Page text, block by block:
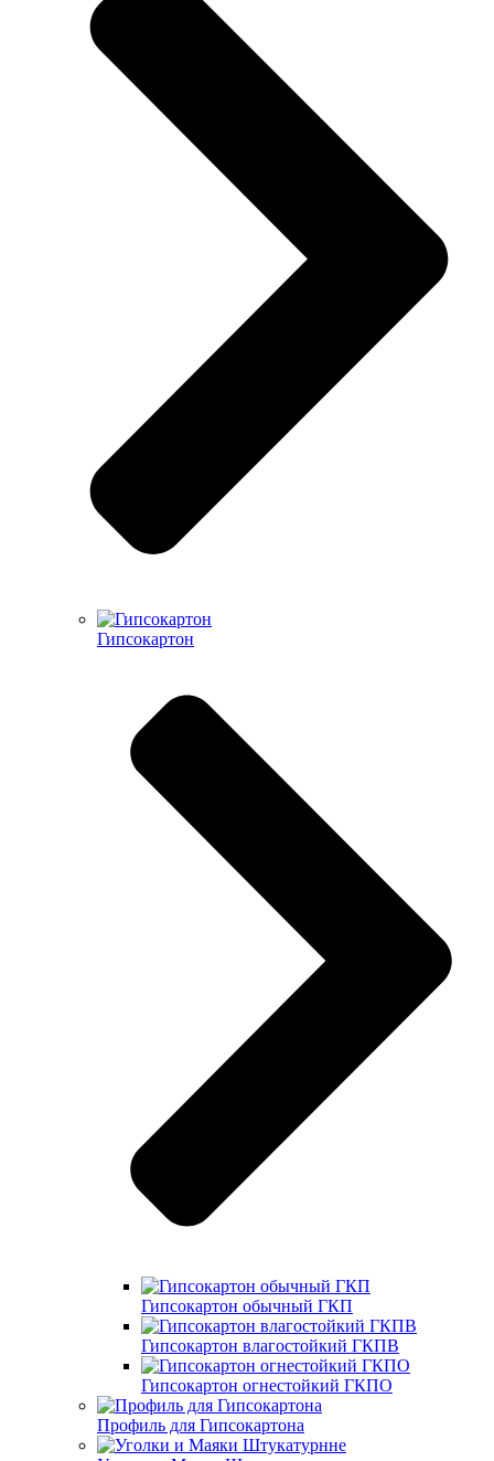
Гипсокартон
Гипсокартон обычный ГКП
Гипсокартон влагостойкий ГКПВ
Гипсокартон огнестойкий ГКПО
Профиль для Гипсокартона